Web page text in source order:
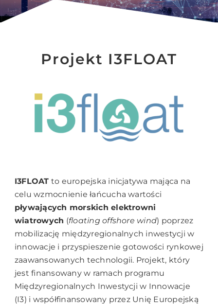
Projekt I3FLOAT
I3FLOAT to europejska inicjatywa mająca na
celu wzmocnienie łańcucha wartości
pływających morskich elektrowni
wiatrowych (floating offshore wind) poprzez
mobilizację międzyregionalnych inwestycji w
innowacje i przyspieszenie gotowości rynkowej
zaawansowanych technologii. Projekt, który
jest finansowany w ramach programu
Międzyregionalnych Inwestycji w Innowacje
(I3) i współfinansowany przez Unię Europejską